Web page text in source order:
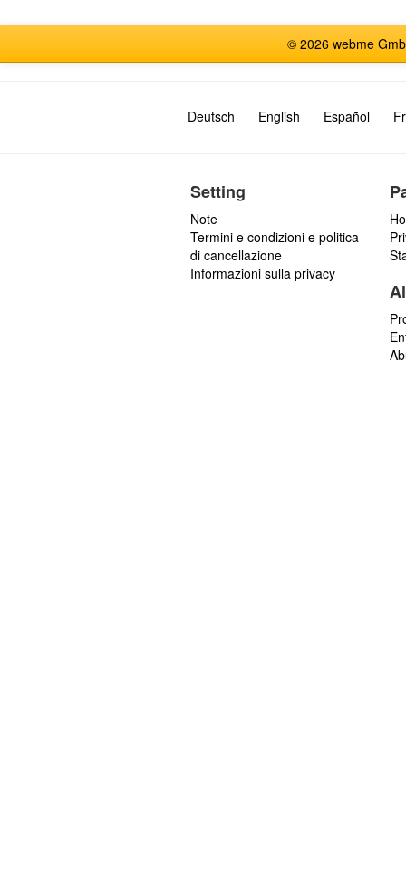
© 2026 webme
Deutsch English Español
Setting
Note
Termini e condizioni e politica
di cancellazione
Informazioni sulla privacy